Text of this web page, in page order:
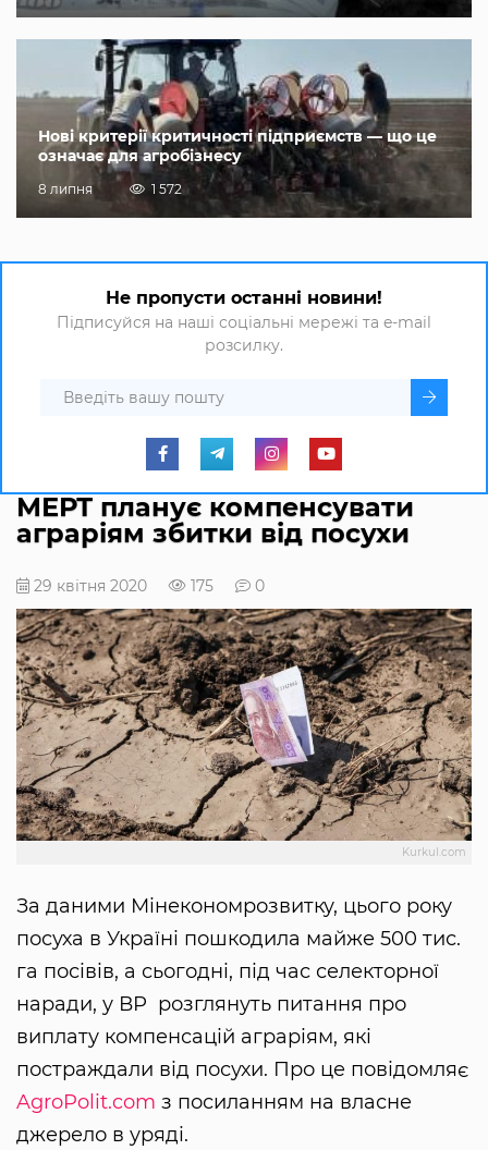
Нові критерії критичності підприємств — що це
означає для агробізнесу
8 липня 1 572
Не пропусти останні новини!
Підписуйся на наші соціальні мережі та e-mail
розсилку.
МЕРТ планує компенсувати
аграріям збитки від посухи
29 квітня 2020 175 0
Kurkul.com
За даними Мінекономрозвитку, цього року
посуха в Україні пошкодила майже 500 тис.
га посівів, а сьогодні, під час селекторної
наради, у ВР розглянуть питання про
виплату компенсацій аграріям, які
постраждали від посухи. Про це повідомляє
AgroPolit.com з посиланням на власне
джерело в уряді.